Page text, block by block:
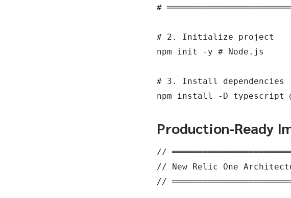
#
# 2. Initialize project
npm init -y # Node.js
# 3. Install dependencies
npm install -D typescript
Production-Ready
//
// New Relic One
//